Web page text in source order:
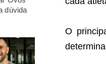
O
dúvida